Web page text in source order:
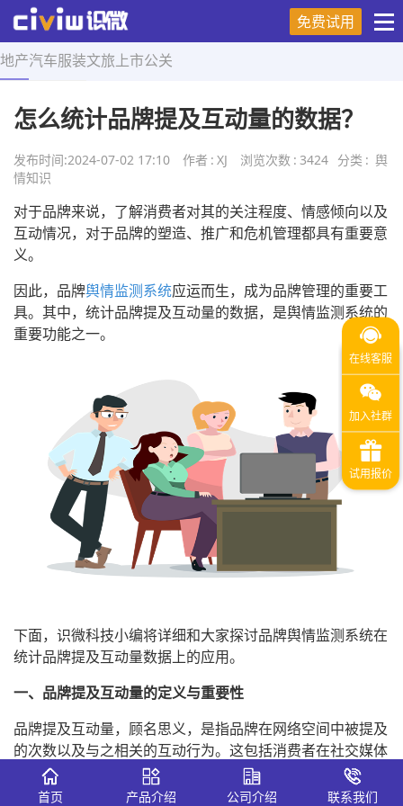
免费试用
地产汽车服装文旅 上市公关
首页 > 舆情知识 > 正文
怎么统计品牌提及互动量的数据？
发布时间:2024-07-02 17:10 作者 : XJ 浏览次数 : 3424 分类 : 舆
情知识
对于品牌来说，了解消费者对其的关注程度、情感倾向以及
互动情况，对于品牌的塑造、推广和危机管理都具有重要意
义。
因此，品牌舆情监测系统应运而生，成为品牌管理的重要工
具。其中，统计品牌提及互动量的数据，是舆情监测系统的
重要功能之一。
下面，识微科技小编将详细和大家探讨品牌舆情监测系统在
统计品牌提及互动量数据上的应用。
一、品牌提及互动量的定义与重要性
品牌提及互动量，顾名思义，是指品牌在网络空间中被提及
的次数以及与之相关的互动行为。这包括消费者在社交媒体
上分享品牌信息、发表评论、参与讨论等。统计品牌提及互
动量的数据，可以帮助品牌了解其受欢迎程度、消费者对其
首页 产品介绍 公司介绍 联系我们